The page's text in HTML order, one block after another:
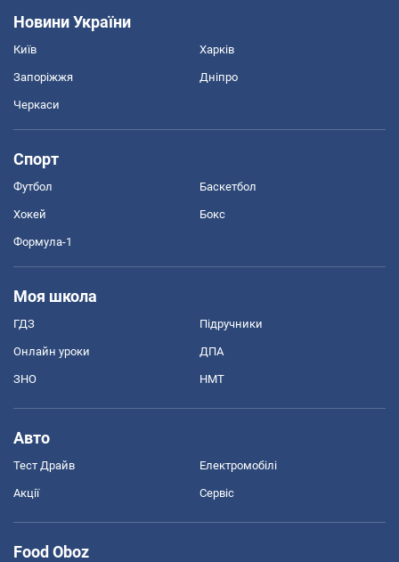
Новини України
Київ Харків
Запоріжжя Дніпро
Черкаси
Спорт
Футбол Баскетбол
Хокей Бокс
Формула-1
Моя школа
ГДЗ Підручники
Онлайн уроки ДПА
ЗНО НМТ
Авто
Тест Драйв Електромобілі
Акції Сервіс
Food Oboz